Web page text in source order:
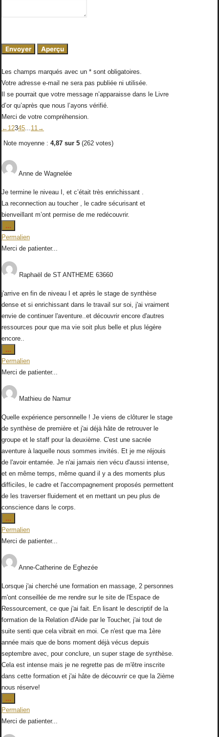
Les champs marqués avec un * sont obligatoires.
Votre adresse e-mail ne sera pas publiée ni utilisée.
Il se pourrait que votre message n’apparaisse dans le Livre
d’or qu’après que nous l’ayons vérifié.
Merci de votre compréhension.
Navigation
dans
liste
du
d’or
← 12345...11→
Note moyenne : 4,87 sur 5 (262 votes)
Anne de Wagnelée
Je termine le niveau I, et c’était très enrichissant .
La reconnection au toucher , le cadre sécurisant et
bienveillant m’ont permise de me redécouvrir.
...
cette
boîte
méta.
Permalien
Merci de patienter...
Raphaël de ST ANTHEME 63660
j'arrive en fin de niveau I et après le stage de synthèse
dense et si enrichissant dans le travail sur soi, j'ai vraiment
envie de continuer l'aventure..et découvrir encore d'autres
ressources pour que ma vie soit plus belle et plus légère
encore..
...
cette
boîte
méta.
Permalien
Merci de patienter...
Mathieu de Namur
Quelle expérience personnelle ! Je viens de clôturer le stage
de synthèse de première et j'ai déjà hâte de retrouver le
groupe et le staff pour la deuxième. C'est une sacrée
aventure à laquelle nous sommes invités. Et je me réjouis
de l'avoir entamée. Je n'ai jamais rien vécu d'aussi intense,
et en même temps, même quand il y a des moments plus
difficiles, le cadre et l'accompagnement proposés permettent
de les traverser fluidement et en mettant un peu plus de
conscience dans le corps.
...
cette
boîte
méta.
Permalien
Merci de patienter...
Anne-Catherine de Eghezée
Lorsque j'ai cherché une formation en massage, 2 personnes
m'ont conseillée de me rendre sur le site de l'Espace de
Ressourcement, ce que j'ai fait. En lisant le descriptif de la
formation de la Relation d'Aide par le Toucher, j'ai tout de
suite senti que cela vibrait en moi. Ce n'est que ma 1ère
année mais que de bons moment déjà vécus depuis
septembre avec, pour conclure, un super stage de synthèse.
Cela est intense mais je ne regrette pas de m'être inscrite
dans cette formation et j'ai hâte de découvrir ce que la 2ième
nous réserve!
...
cette
boîte
méta.
Permalien
Merci de patienter...